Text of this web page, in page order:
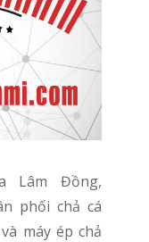
phối chả cá
máy ép chả